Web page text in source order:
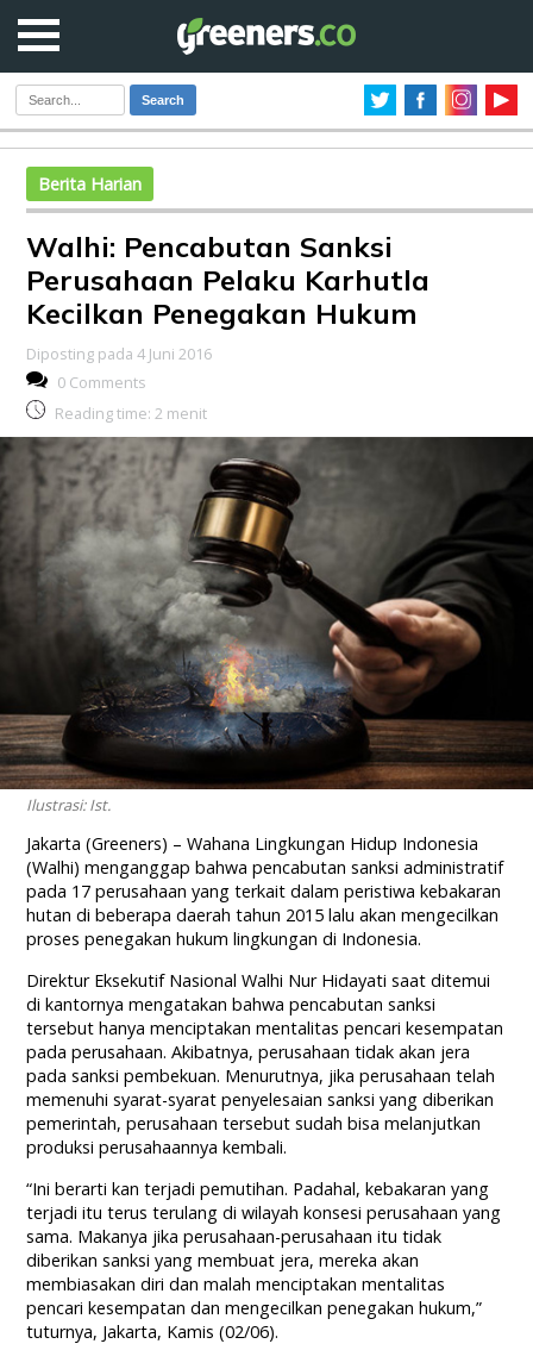
Search
Berita Harian
Walhi: Pencabutan Sanksi
Perusahaan Pelaku Karhutla
Kecilkan Penegakan Hukum
Diposting pada 4 Juni 2016
0 Comments
Reading time: 2 menit
Ilustrasi: Ist.
Jakarta (Greeners) – Wahana Lingkungan Hidup Indonesia
(Walhi) menganggap bahwa pencabutan sanksi administratif
pada 17 perusahaan yang terkait dalam peristiwa kebakaran
hutan di beberapa daerah tahun 2015 lalu akan mengecilkan
proses penegakan hukum lingkungan di Indonesia.
Direktur Eksekutif Nasional Walhi Nur Hidayati saat ditemui
di kantornya mengatakan bahwa pencabutan sanksi
tersebut hanya menciptakan mentalitas pencari kesempatan
pada perusahaan. Akibatnya, perusahaan tidak akan jera
pada sanksi pembekuan. Menurutnya, jika perusahaan telah
memenuhi syarat-syarat penyelesaian sanksi yang diberikan
pemerintah, perusahaan tersebut sudah bisa melanjutkan
produksi perusahaannya kembali.
“Ini berarti kan terjadi pemutihan. Padahal, kebakaran yang
terjadi itu terus terulang di wilayah konsesi perusahaan yang
sama. Makanya jika perusahaan-perusahaan itu tidak
diberikan sanksi yang membuat jera, mereka akan
membiasakan diri dan malah menciptakan mentalitas
pencari kesempatan dan mengecilkan penegakan hukum,”
tuturnya, Jakarta, Kamis (02/06).